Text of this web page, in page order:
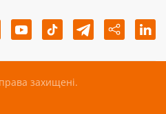
захищені.